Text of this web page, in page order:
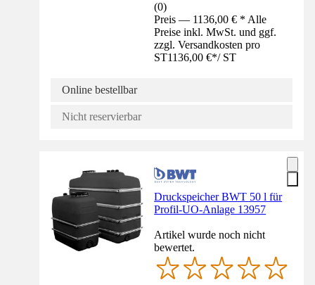
(0)
Preis — 1136,00 € * Alle
Preise inkl. MwSt. und ggf.
zzgl. Versandkosten pro
ST1136,00 €*/ ST
Online bestellbar
Nicht reservierbar
Druckspeicher BWT 50 l für
Profil-UO-Anlage 13957
Artikel wurde noch nicht
bewertet.